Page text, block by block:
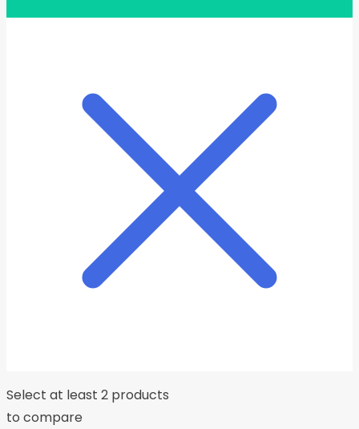
Select at least 2 products
to compare